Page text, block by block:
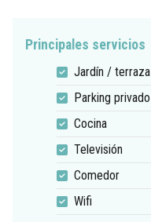
Principales servicios
Jardín / terraza
Parking privado
Cocina
Televisión
Comedor
Wifi